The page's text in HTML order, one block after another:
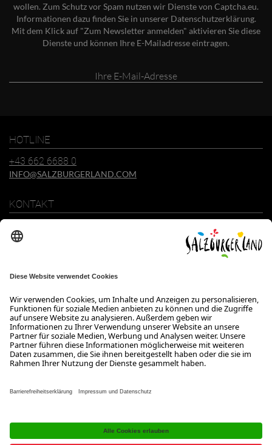
wollen. Zum Schutz vor Spam nutzen wir Dienste von Captcha.eu.
Informationen dazu finden Sie in unserer Datenschutzerklärung.
Mit dem Klick auf "Zum Newsletter anmelden" aktivieren Sie diese
Dienste und können Ihre E-Mailadresse eintragen.
HOTLINE
+43 662 6688 0
INFO@SALZBURGERLAND.COM
KONTAKT
+43 662 6688 0
ÖFFNUNGSZEITEN
Wir freuen uns auf Ihre Anfrage!
Gerne stehen wir Ihnen von Montag bis Donnerstag von 08:00 bis
Datenschutzerklärung
Barrierefreiheitserklärung B2B